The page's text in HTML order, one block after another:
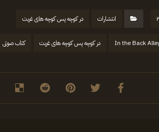
انتشارات در کوچه پس کوچه های غربت
In the Back در کوچه پس کوچه های غربت کتاب صوتی